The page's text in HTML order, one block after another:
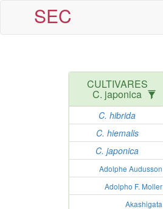
SEC
CULTIVARES
C. japonica
C. hibrida
C. hiemalis
C. japonica
Adolphe Audusson
Adolpho F. Moller
Akashigata